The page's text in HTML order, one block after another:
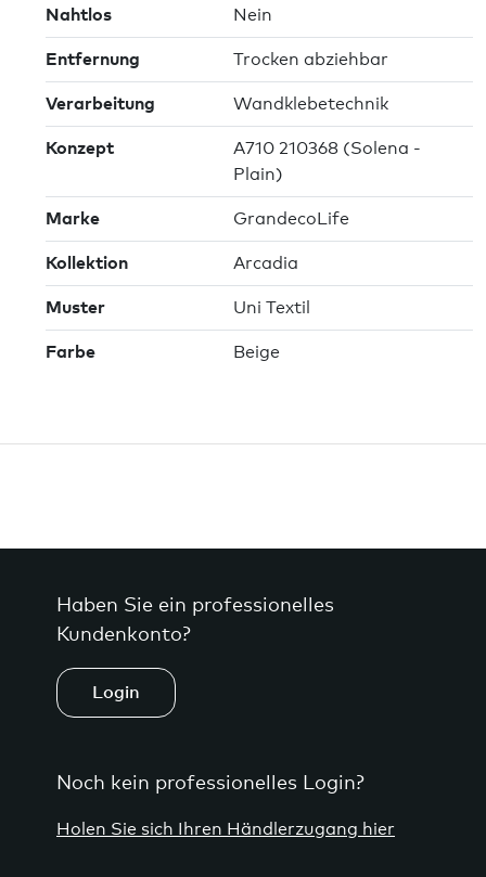
Nahtlos Nein
Entfernung Trocken abziehbar
Verarbeitung Wandklebetechnik
Konzept
A710 210368 (Solena -
Plain)
Marke GrandecoLife
Kollektion Arcadia
Muster Uni Textil
Farbe Beige
Haben Sie ein professionelles
Kundenkonto?
Login
Noch kein professionelles Login?
Holen Sie sich Ihren Händlerzugang hier